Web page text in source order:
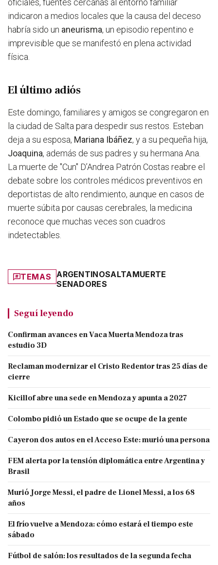
oficiales, fuentes cercanas al entorno familiar
indicaron a medios locales que la causa del deceso
habría sido un aneurisma, un episodio repentino e
imprevisible que se manifestó en plena actividad
física.
El último adiós
Este domingo, familiares y amigos se congregaron en
la ciudad de Salta para despedir sus restos. Esteban
deja a su esposa, Mariana Ibáñez, y a su pequeña hija,
Joaquina, además de sus padres y su hermana Ana.
La muerte de "Cun" D’Andrea Patrón Costas reabre el
debate sobre los controles médicos preventivos en
deportistas de alto rendimiento, aunque en casos de
muerte súbita por causas cerebrales, la medicina
reconoce que muchas veces son cuadros
indetectables.
TEMAS ARGENTINOSALTAMUERTE
SENADORES
Seguí leyendo
Confirman avances en Vaca Muerta Mendoza tras
estudio 3D
Reclaman modernizar el Cristo Redentor tras 25 días de
cierre
Kicillof abre una sede en Mendoza y apunta a 2027
Colombo pidió un Estado que se ocupe de la gente
Cayeron dos autos en el Acceso Este: murió una persona
FEM alerta por la tensión diplomática entre Argentina y
Brasil
Murió Jorge Messi, el padre de Lionel Messi, a los 68
años
El frío vuelve a Mendoza: cómo estará el tiempo este
sábado
Fútbol de salón: los resultados de la segunda fecha